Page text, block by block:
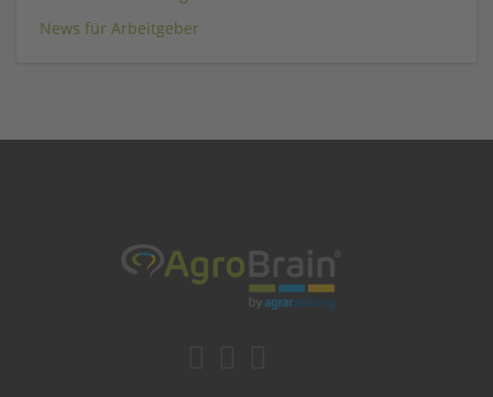
News für Arbeitgeber